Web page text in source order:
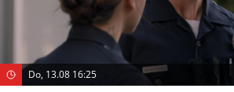
Do, 13.08 16:25